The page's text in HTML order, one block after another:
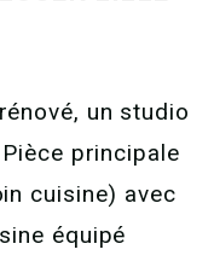
un studio
principale
cuisine) avec
équipé